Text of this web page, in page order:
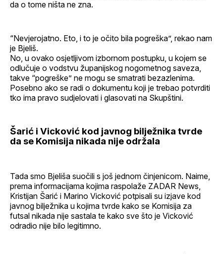
da o tome ništa ne zna.
“Nevjerojatno. Eto, i to je očito bila pogreška”, rekao nam
je Bjeliš.
No, u ovako osjetljivom izbornom postupku, u kojem se
odlučuje o vodstvu županijskog nogometnog saveza,
takve “pogreške” ne mogu se smatrati bezazlenima.
Posebno ako se radi o dokumentu koji je trebao potvrditi
tko ima pravo sudjelovati i glasovati na Skupštini.
Šarić i Vicković kod javnog bilježnika tvrde
da se Komisija nikada nije održala
Tada smo Bjeliša suočili s još jednom činjenicom. Naime,
prema informacijama kojima raspolaže ZADAR News,
Kristijan Šarić i Marino Vicković potpisali su izjave kod
javnog bilježnika u kojima tvrde kako se Komisija za
futsal nikada nije sastala te kako sve što je Vicković
odradio nije bilo legitimno.